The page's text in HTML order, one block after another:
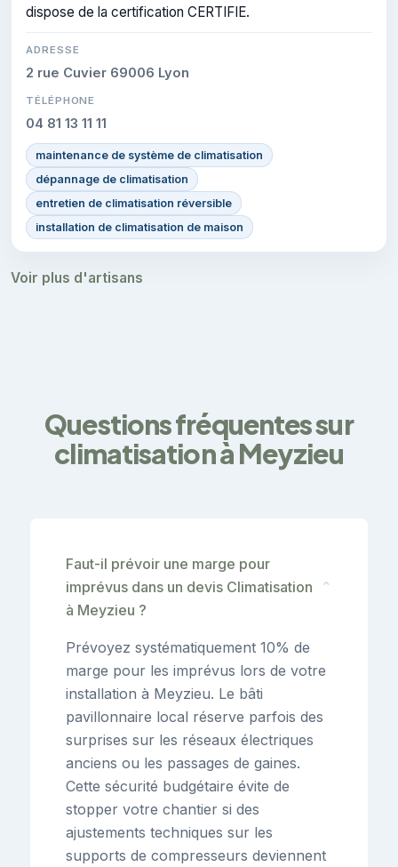
dispose de la certification CERTIFIE.
ADRESSE
2 rue Cuvier 69006 Lyon
TÉLÉPHONE
04 81 13 11 11
maintenance de système de climatisation
dépannage de climatisation
entretien de climatisation réversible
installation de climatisation de maison
Voir plus d'artisans
Questions fréquentes sur
climatisation à Meyzieu
Faut-il prévoir une marge pour
imprévus dans un devis Climatisation
à Meyzieu ?
⌄
Prévoyez systématiquement 10% de
marge pour les imprévus lors de votre
installation à Meyzieu. Le bâti
pavillonnaire local réserve parfois des
surprises sur les réseaux électriques
anciens ou les passages de gaines.
Cette sécurité budgétaire évite de
stopper votre chantier si des
ajustements techniques sur les
supports de compresseurs deviennent